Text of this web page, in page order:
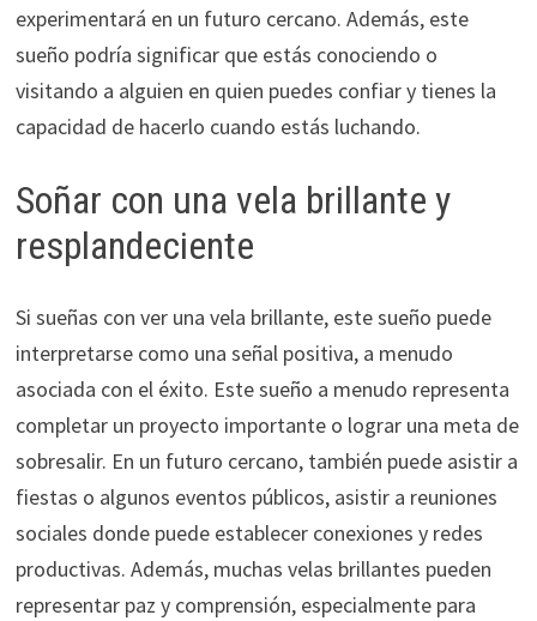
experimentará en un futuro cercano. Además, este
sueño podría significar que estás conociendo o
visitando a alguien en quien puedes confiar y tienes la
capacidad de hacerlo cuando estás luchando.
Soñar con una vela brillante y
resplandeciente
Si sueñas con ver una vela brillante, este sueño puede
interpretarse como una señal positiva, a menudo
asociada con el éxito. Este sueño a menudo representa
completar un proyecto importante o lograr una meta de
sobresalir. En un futuro cercano, también puede asistir a
fiestas o algunos eventos públicos, asistir a reuniones
sociales donde puede establecer conexiones y redes
productivas. Además, muchas velas brillantes pueden
representar paz y comprensión, especialmente para